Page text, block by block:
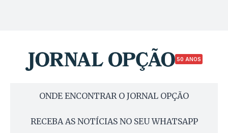
50 ANOS
ONDE ENCONTRAR O JORNAL OPÇÃO
RECEBA AS NOTÍCIAS NO SEU WHATSAPP